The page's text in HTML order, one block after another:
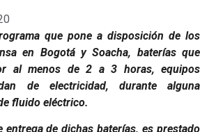
que pone a disposición de los
en Bogotá y Soacha, baterías que
al menos de 2 a 3 horas, equipos
de electricidad, durante alguna
fluido eléctrico.
de dichas baterías, es prestado